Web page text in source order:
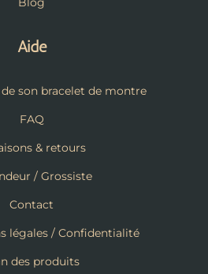
Aide
son bracelet de montre
FAQ
& retours
/ Grossiste
Contact
légales / Confidentialité
des produits